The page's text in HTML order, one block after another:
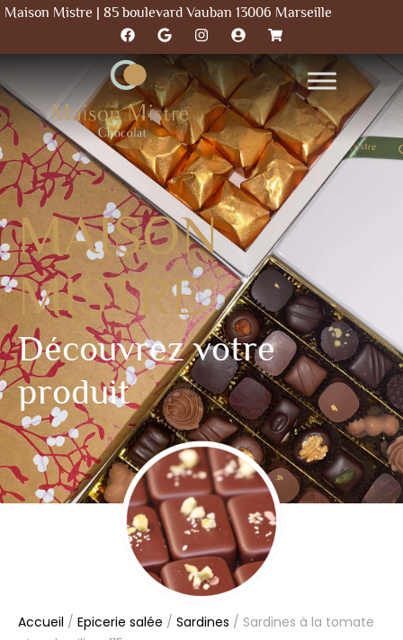
Maison Mistre | 85 boulevard Vauban 13006 Marseille
MAISON
MISTRE
Découvrez votre
produit
Accueil / Epicerie salée / Sardines / Sardines à la tomate